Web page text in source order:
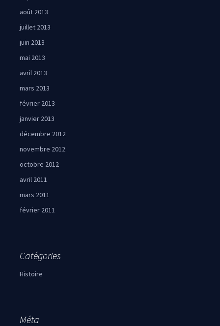
août 2013
juillet 2013
juin 2013
mai 2013
avril 2013
mars 2013
février 2013
janvier 2013
décembre 2012
novembre 2012
octobre 2012
avril 2011
mars 2011
février 2011
Catégories
Histoire
Méta